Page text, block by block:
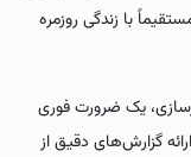
با زندگی روزمره
یک ضرورت فوری
گزارش‌های دقیق از